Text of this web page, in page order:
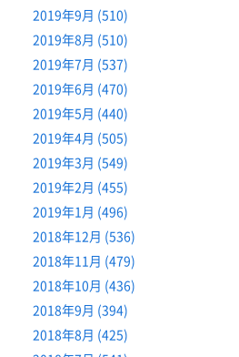
2019年9月 (510)
2019年8月 (510)
2019年7月 (537)
2019年6月 (470)
2019年5月 (440)
2019年4月 (505)
2019年3月 (549)
2019年2月 (455)
2019年1月 (496)
2018年12月 (536)
2018年11月 (479)
2018年10月 (436)
2018年9月 (394)
2018年8月 (425)